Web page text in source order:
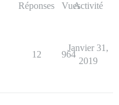
Réponses VuesActivité
12 964
Janvier 31,
2019